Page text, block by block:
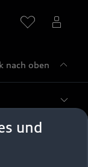
nach oben
und